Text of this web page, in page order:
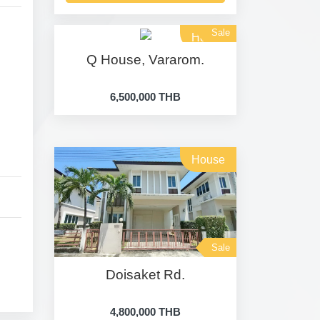
House
Sale
Q House, Vararom.
6,500,000 THB
House
Sale
Doisaket Rd.
4,800,000 THB